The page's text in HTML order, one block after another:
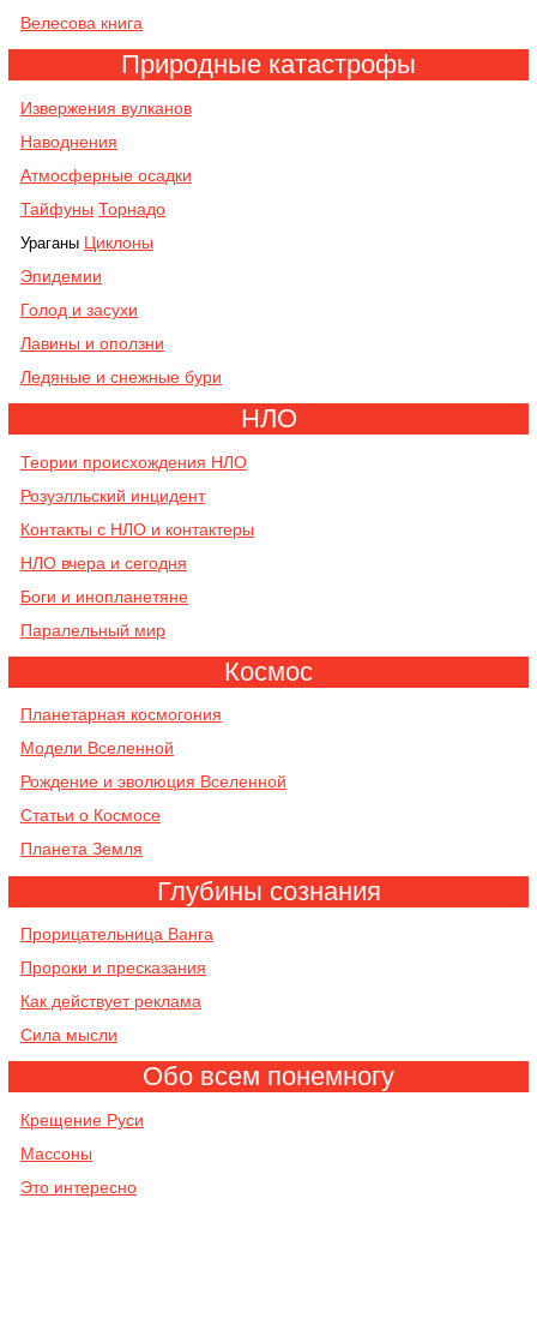
Велесова книга
Природные катастрофы
Извержения вулканов
Наводнения
Атмосферные осадки
Тайфуны Торнадо
Ураганы Циклоны
Эпидемии
Голод и засухи
Лавины и оползни
Ледяные и снежные бури
НЛО
Теории происхождения НЛО
Розуэлльский инцидент
Контакты с НЛО и контактеры
НЛО вчера и сегодня
Боги и инопланетяне
Паралельный мир
Космос
Планетарная космогония
Модели Вселенной
Рождение и эволюция Вселенной
Cтатьи о Космосе
Планета Земля
Глубины сознания
Прорицательница Ванга
Пророки и пресказания
Как действует реклама
Сила мысли
Обо всем понемногу
Крещение Руси
Массоны
Это интересно